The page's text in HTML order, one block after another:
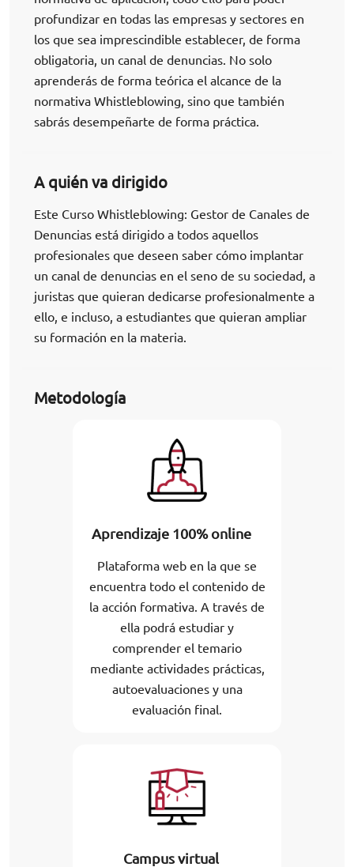
profundizar en todas las empresas y sectores en
los que sea imprescindible establecer, de forma
obligatoria, un canal de denuncias. No solo
aprenderás de forma teórica el alcance de la
normativa Whistleblowing, sino que también
sabrás desempeñarte de forma práctica.
A quién va dirigido
Este Curso Whistleblowing: Gestor de Canales de
Denuncias está dirigido a todos aquellos
profesionales que deseen saber cómo implantar
un canal de denuncias en el seno de su sociedad, a
juristas que quieran dedicarse profesionalmente a
ello, e incluso, a estudiantes que quieran ampliar
su formación en la materia.
Metodología
Aprendizaje 100% online
Plataforma web en la que se
encuentra todo el contenido de
la acción formativa. A través de
ella podrá estudiar y
comprender el temario
mediante actividades prácticas,
autoevaluaciones y una
evaluación final.
Campus virtual